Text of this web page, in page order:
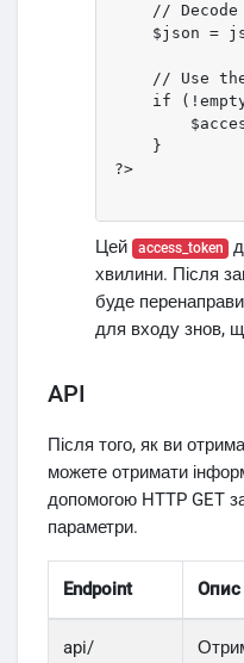
// Decode
$json =
// Use
if
    }
?>
Цей access_token
хвилини. Після
буде
для входу знов,
API
Після того, як ви
можете отримати
допомогою HTTP GET
параметри.
Endpoint Опис
api/